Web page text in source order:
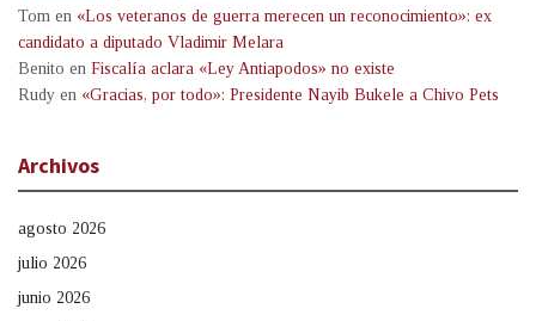
Tom en «Los veteranos de guerra merecen un reconocimiento»: ex
candidato a diputado Vladimir Melara
Benito en Fiscalía aclara «Ley Antiapodos» no existe
Rudy en «Gracias, por todo»: Presidente Nayib Bukele a Chivo Pets
Archivos
agosto 2026
julio 2026
junio 2026